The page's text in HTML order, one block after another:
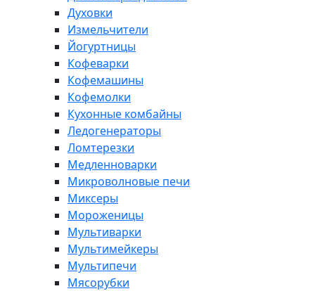
Духовки
Измельчители
Йогуртницы
Кофеварки
Кофемашины
Кофемолки
Кухонные комбайны
Ледогенераторы
Ломтерезки
Медленноварки
Микроволновые печи
Миксеры
Мороженицы
Мультиварки
Мультимейкеры
Мультипечи
Мясорубки